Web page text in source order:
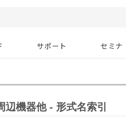
サポート セミナ
辺機器他 - 形式名索引